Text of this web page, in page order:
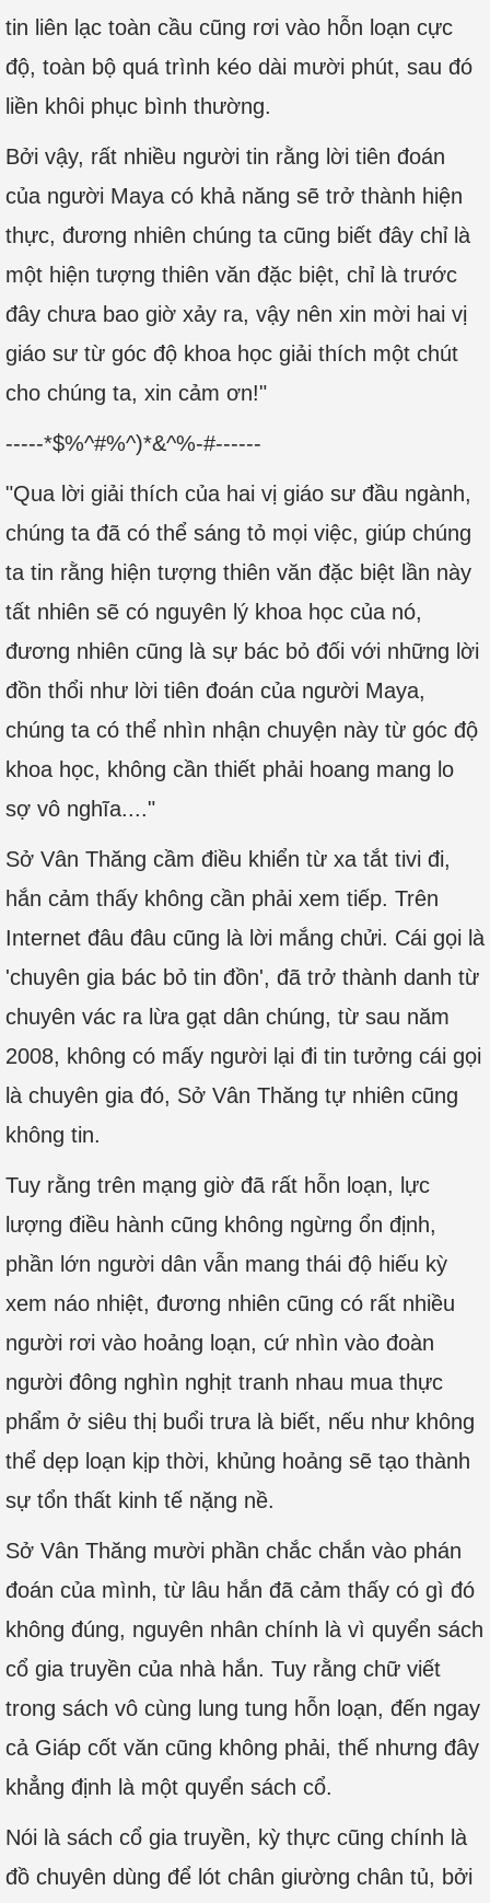
tin liên lạc toàn cầu cũng rơi vào hỗn loạn cực
độ, toàn bộ quá trình kéo dài mười phút, sau đó
liền khôi phục bình thường.
Bởi vậy, rất nhiều người tin rằng lời tiên đoán
của người Maya có khả năng sẽ trở thành hiện
thực, đương nhiên chúng ta cũng biết đây chỉ là
một hiện tượng thiên văn đặc biệt, chỉ là trước
đây chưa bao giờ xảy ra, vậy nên xin mời hai vị
giáo sư từ góc độ khoa học giải thích một chút
cho chúng ta, xin cảm ơn!"
-----*$%^#%^)*&^%-#------
"Qua lời giải thích của hai vị giáo sư đầu ngành,
chúng ta đã có thể sáng tỏ mọi việc, giúp chúng
ta tin rằng hiện tượng thiên văn đặc biệt lần này
tất nhiên sẽ có nguyên lý khoa học của nó,
đương nhiên cũng là sự bác bỏ đối với những lời
đồn thổi như lời tiên đoán của người Maya,
chúng ta có thể nhìn nhận chuyện này từ góc độ
khoa học, không cần thiết phải hoang mang lo
sợ vô nghĩa...."
Sở Vân Thăng cầm điều khiển từ xa tắt tivi đi,
hắn cảm thấy không cần phải xem tiếp. Trên
Internet đâu đâu cũng là lời mắng chửi. Cái gọi là
'chuyên gia bác bỏ tin đồn', đã trở thành danh từ
chuyên vác ra lừa gạt dân chúng, từ sau năm
2008, không có mấy người lại đi tin tưởng cái gọi
là chuyên gia đó, Sở Vân Thăng tự nhiên cũng
không tin.
Tuy rằng trên mạng giờ đã rất hỗn loạn, lực
lượng điều hành cũng không ngừng ổn định,
phần lớn người dân vẫn mang thái độ hiếu kỳ
xem náo nhiệt, đương nhiên cũng có rất nhiều
người rơi vào hoảng loạn, cứ nhìn vào đoàn
người đông nghìn nghịt tranh nhau mua thực
phẩm ở siêu thị buổi trưa là biết, nếu như không
thể dẹp loạn kịp thời, khủng hoảng sẽ tạo thành
sự tổn thất kinh tế nặng nề.
Sở Vân Thăng mười phần chắc chắn vào phán
đoán của mình, từ lâu hắn đã cảm thấy có gì đó
không đúng, nguyên nhân chính là vì quyển sách
cổ gia truyền của nhà hắn. Tuy rằng chữ viết
trong sách vô cùng lung tung hỗn loạn, đến ngay
cả Giáp cốt văn cũng không phải, thế nhưng đây
khẳng định là một quyển sách cổ.
Nói là sách cổ gia truyền, kỳ thực cũng chính là
đồ chuyên dùng để lót chân giường chân tủ, bởi